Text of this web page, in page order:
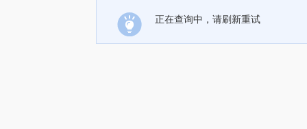
正在查询中，请刷新重试